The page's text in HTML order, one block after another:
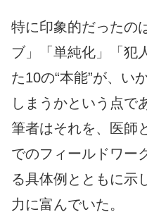
特に印象的だったの
ブ」「単純化」「犯
た10の“本能”が、い
しまうかという点で
筆者はそれを、医師
でのフィールドワー
る具体例とともに示
力に富んでいた。